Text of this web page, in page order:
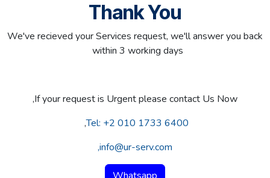
Thank You
We've recieved your Services request, we'll answer you back
within 3 working days
If your request is Urgent please contact Us Now,
Tel: +2 010 1733 6400
,
info@ur-serv.com,